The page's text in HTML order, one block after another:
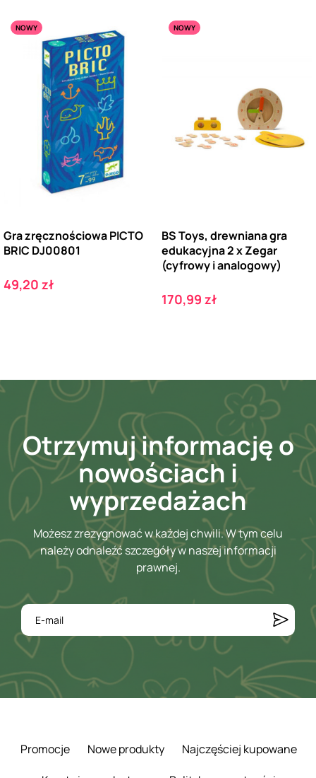
NOWY
Gra zręcznościowa PICTO
BRIC DJ00801
Cena
49,20 zł
NOWY
BS Toys, drewniana gra
edukacyjna 2 x Zegar
(cyfrowy i analogowy)
Cena
170,99 zł
Otrzymuj informację o
nowościach i
wyprzedażach
Możesz zrezygnować w każdej chwili. W tym celu
należy odnaleźć szczegóły w naszej informacji
prawnej.
Promocje Nowe produkty
Najczęściej kupowane